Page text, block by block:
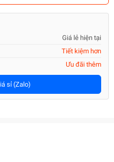
Giá lẻ hiện tại
Tiết kiệm hơn
Ưu đãi thêm
sỉ (Zalo)